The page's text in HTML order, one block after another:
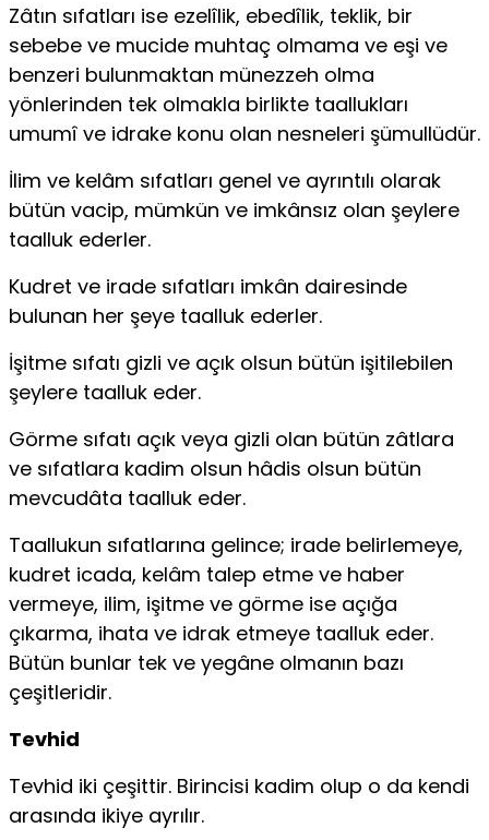
Zâtın sıfatları ise ezelîlik, ebedîlik, teklik, bir
sebebe ve mucide muhtaç olmama ve eşi ve
benzeri bulunmaktan münezzeh olma
yönlerinden tek olmakla birlikte taallukları
umumî ve idrake konu olan nesneleri şümullüdür.
İlim ve kelâm sıfatları genel ve ayrıntılı olarak
bütün vacip, mümkün ve imkânsız olan şeylere
taalluk ederler.
Kudret ve irade sıfatları imkân dairesinde
bulunan her şeye taalluk ederler.
İşitme sıfatı gizli ve açık olsun bütün işitilebilen
şeylere taalluk eder.
Görme sıfatı açık veya gizli olan bütün zâtlara
ve sıfatlara kadim olsun hâdis olsun bütün
mevcudâta taalluk eder.
Taallukun sıfatlarına gelince; irade belirlemeye,
kudret icada, kelâm talep etme ve haber
vermeye, ilim, işitme ve görme ise açığa
çıkarma, ihata ve idrak etmeye taalluk eder.
Bütün bunlar tek ve yegâne olmanın bazı
çeşitleridir.
Tevhid
Tevhid iki çeşittir. Birincisi kadim olup o da kendi
arasında ikiye ayrılır.